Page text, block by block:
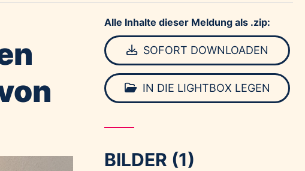
Alle Inhalte dieser Meldung als .zip:
SOFORT DOWNLOADEN
IN DIE LIGHTBOX LEGEN
BILDER (1)